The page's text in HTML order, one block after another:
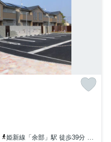
姫新線「余部」駅 徒歩39分 山陽